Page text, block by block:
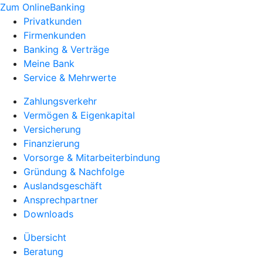
Zum OnlineBanking
Privatkunden
Firmenkunden
Banking & Verträge
Meine Bank
Service & Mehrwerte
Zahlungsverkehr
Vermögen & Eigenkapital
Versicherung
Finanzierung
Vorsorge & Mitarbeiterbindung
Gründung & Nachfolge
Auslandsgeschäft
Ansprechpartner
Downloads
Übersicht
Beratung